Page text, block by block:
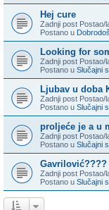
Hej cure
Zadnji post Postao/
Postano u
Looking for
Zadnji post Postao/
Postano u Slučajni
Ljubav u doba
Zadnji post Postao/
Postano u Slučajni
proljeće je a u
Zadnji post Postao/
Postano u Slučajni
Gavrilović????
Zadnji post Postao/
Postano u Slučajni